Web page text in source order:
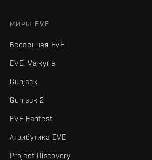
МИРЫ EVE
Вселенная EVE
EVE: Valkyrie
Gunjack
Gunjack 2
EVE Fanfest
Атрибутика EVE
Project Discovery